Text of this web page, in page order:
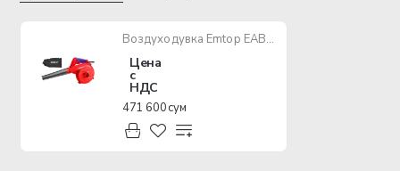
Воздуходувка Emtop EABR6001
Цена
с
НДС
471 600 сум